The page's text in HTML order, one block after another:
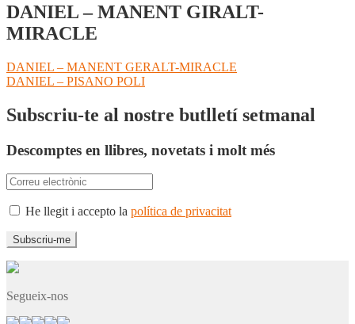
DANIEL – MANENT GIRALT-
MIRACLE
Navegació
d'entrades
Entrada
anterior:
DANIEL – MANENT GERALT-MIRACLE
Pròxima
DANIEL – PISANO POLI
Subscriu-te al nostre butlletí setmanal
Descomptes en llibres, novetats i molt més
He llegit i accepto la política de privacitat
Segueix-nos